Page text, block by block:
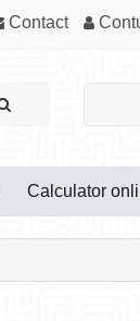
Contact
Calculator